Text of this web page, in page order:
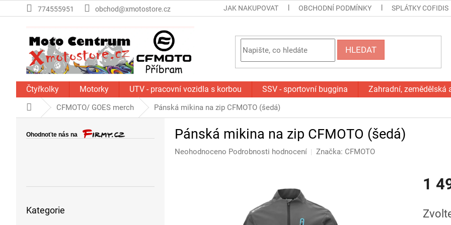
na
774555951 obchod@xmotostore.cz JAK NAKUPOVAT OBCHODNÍ PODMÍNKY SPLÁTKY COFIDIS
HLEDAT
Čtyřkolky Motorky UTV - pracovní vozidla s korbou SSV - sportovní buggina Zahradní, zemědělská
Domů CFMOTO/ GOES merch Pánská mikina na zip CFMOTO (šedá)
kategorie
Kategorie
Pánská mikina na zip CFMOTO (šedá)
Průměrné
Neohodnoceno Podrobnosti hodnocení Značka: CFMOTO
1
cena: